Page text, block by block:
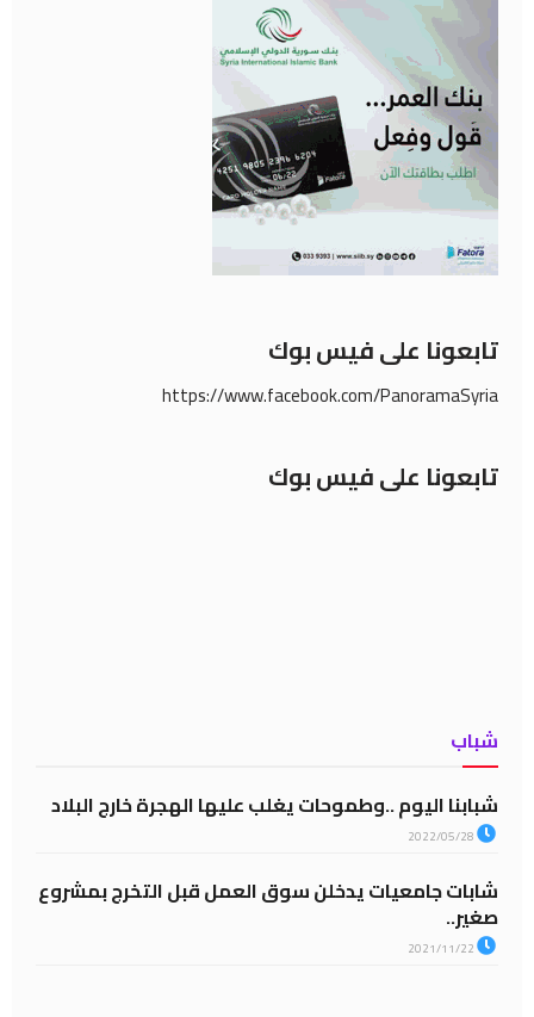
تابعونا على فيس بوك
https://www.facebook.com/PanoramaSyria
تابعونا على فيس بوك
شباب
شبابنا اليوم ..وطموحات يغلب عليها الهجرة خارج البلاد
شابات جامعيات يدخلن سوق العمل قبل التخرج بمشروع
صغير..